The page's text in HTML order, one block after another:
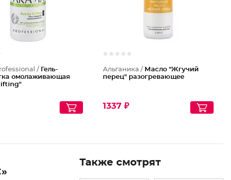
/ Гель-
омолаживающая
Альганика / Масло "Жгучий
перец" разогревающее
1337 ₽
Также смотрят